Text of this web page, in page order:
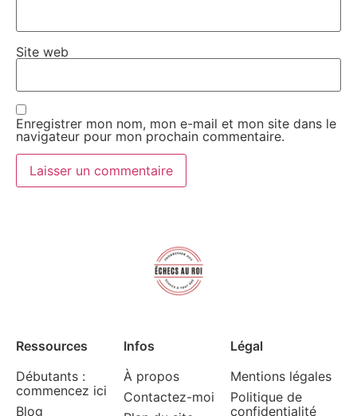
Site web
Enregistrer mon nom, mon e-mail et mon site dans le
navigateur pour mon prochain commentaire.
Ressources
Débutants :
commencez ici
Blog
Infos
À propos
Contactez-moi
Légal
Mentions légales
Politique de
confidentialité